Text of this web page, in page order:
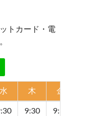
トカード・電
水 木 金
9:30 9:30